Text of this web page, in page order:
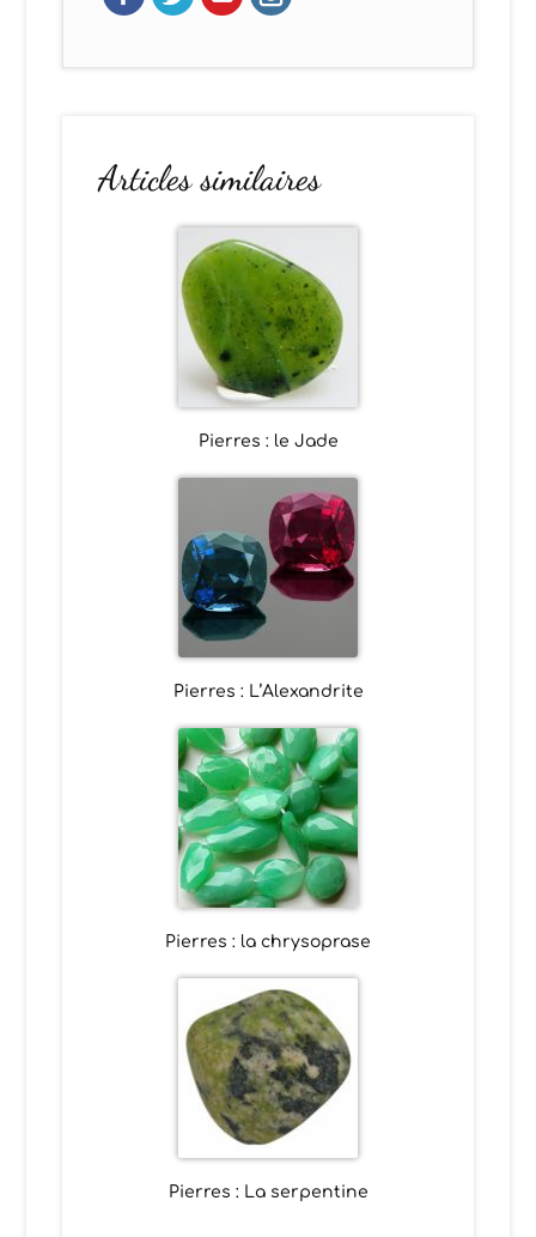
Articles similaires
Pierres : le Jade
Pierres : L’Alexandrite
Pierres : la chrysoprase
Pierres : La serpentine